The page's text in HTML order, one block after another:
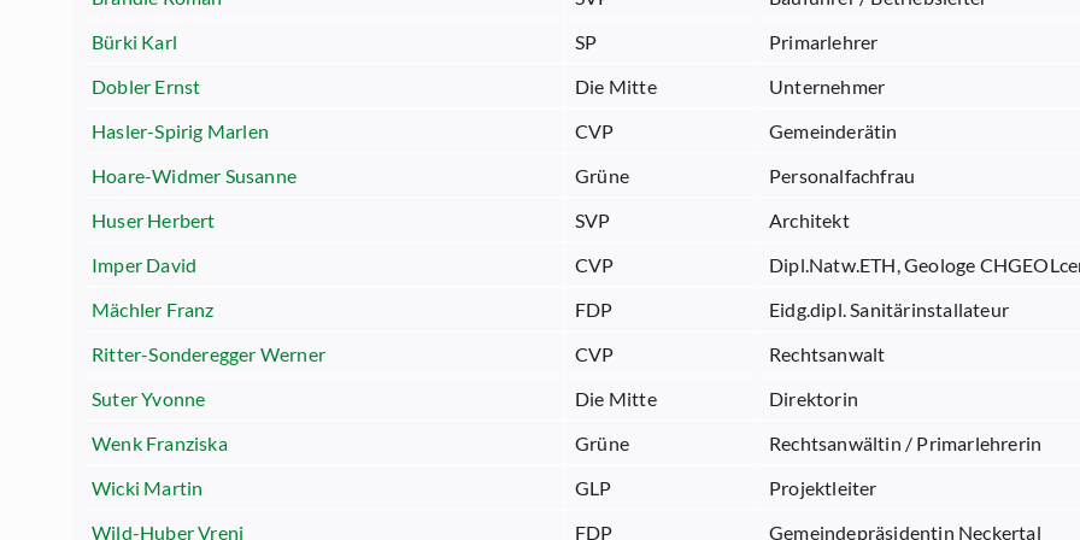
Bürki Karl
SP
Primarlehrer
Dobler Ernst
Die Mitte
Unternehmer
Hasler-Spirig Marlen
CVP
Gemeinderätin
Hoare-Widmer Susanne
Grüne
Personalfachfrau
Huser Herbert
SVP
Architekt
Imper David
CVP
Dipl.Natw.ETH, Geologe
Mächler Franz
FDP
Eidg.dipl. Sanitärinstallateur
Ritter-Sonderegger Werner
CVP
Rechtsanwalt
Suter Yvonne
Die Mitte
Direktorin
Wenk Franziska
Grüne
Rechtsanwältin / Primarlehrerin
Wicki Martin
GLP
Projektleiter
Wild-Huber Vreni
FDP Gemeindepräsidentin Neckertal